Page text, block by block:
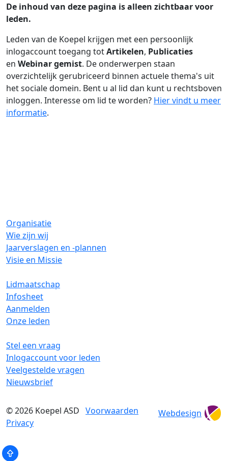
De inhoud van deze pagina is alleen zichtbaar voor
leden.
Leden van de Koepel krijgen met een persoonlijk
inlogaccount toegang totArtikelen, Publicaties
en Webinar gemist. De onderwerpen staan
overzichtelijk gerubriceerd binnen actuele thema's uit
het sociale domein. Bent u al lid dan kunt u rechtsboven
inloggen. Interesse om lid te worden? Hier vindt u meer
informatie.
Organisatie
Wie zijn wij
Jaarverslagen en -plannen
Visie en Missie
Lidmaatschap
Infosheet
Aanmelden
Onze leden
Stel een vraag
Inlogaccount voor leden
Veelgestelde vragen
Nieuwsbrief
© 2026 Koepel ASD Voorwaarden
Privacy
Webdesign